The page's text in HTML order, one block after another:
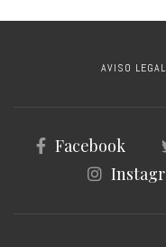
AVISO LEGAL
Facebook